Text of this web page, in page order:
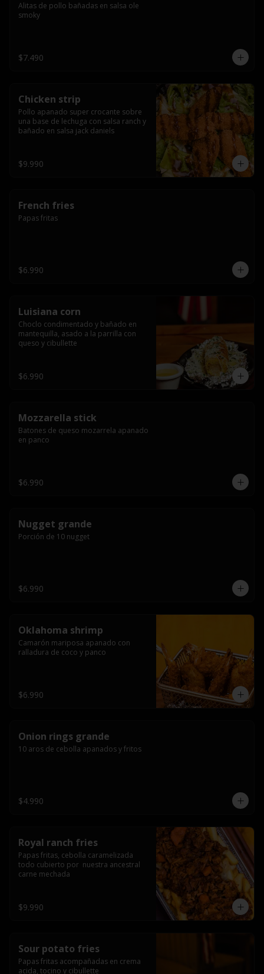
Alitas de pollo bañadas en salsa ole
smoky
$7.490
Chicken strip
Pollo apanado super crocante sobre
una base de lechuga con salsa ranch y
bañado en salsa jack daniels
$9.990
French fries
Papas fritas
$6.990
Luisiana corn
Choclo condimentado y bañado en
mantequilla, asado a la parrilla con
queso y cibullette
$6.990
Mozzarella stick
Batones de queso mozarrela apanado
en panco
$6.990
Nugget grande
Porción de 10 nugget
$6.990
Oklahoma shrimp
Camarón mariposa apanado con
ralladura de coco y panco
$6.990
Onion rings grande
10 aros de cebolla apanados y fritos
$4.990
Royal ranch fries
Papas fritas, cebolla caramelizada
todo cubierto por  nuestra ancestral
carne mechada
$9.990
Sour potato fries
Papas fritas acompañadas en crema
acida, tocino y cibullette